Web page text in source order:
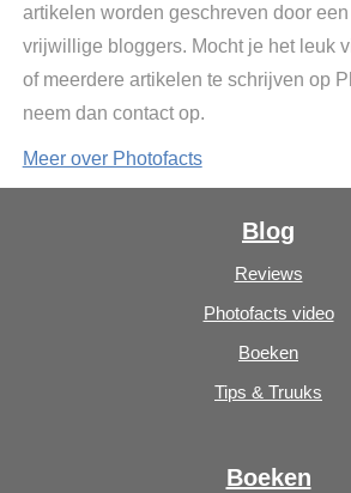
artikelen worden geschreven door
vrijwillige bloggers. Mocht je het leuk
of meerdere artikelen te schrijven op
neem dan contact op.
Meer over Photofacts
Blog
Reviews
Photofacts video
Boeken
Tips & Truuks
Boeken